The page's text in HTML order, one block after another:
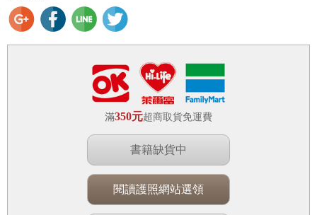
滿350元超商取貨免運費
書籍缺貨中
閱讀護照網站選領